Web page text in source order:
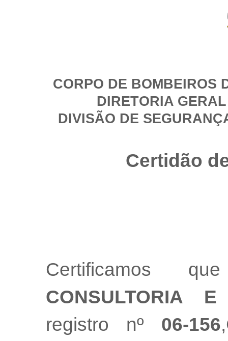
CORPO DE BOMBEIROS
DIRETORIA
DIVISÃO DE
Certidão
Certificamos
CONSULTORIA
registro nº 06-156